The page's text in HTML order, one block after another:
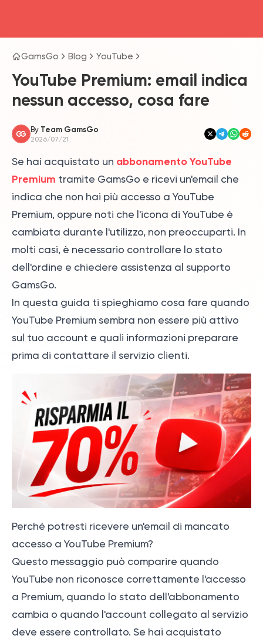
GamsGo Blog YouTube
YouTube Premium: email indica
nessun accesso, cosa fare
By Team GamsGo
2026/07/21
Se hai acquistato un abbonamento YouTube
Premium tramite GamsGo e ricevi un'email che
indica che non hai più accesso a YouTube
Premium, oppure noti che l'icona di YouTube è
cambiata durante l'utilizzo, non preoccuparti. In
molti casi, è necessario controllare lo stato
dell'ordine e chiedere assistenza al supporto
GamsGo.
In questa guida ti spieghiamo cosa fare quando
YouTube Premium sembra non essere più attivo
sul tuo account e quali informazioni preparare
prima di contattare il servizio clienti.
Perché potresti ricevere un'email di mancato
accesso a YouTube Premium?
Questo messaggio può comparire quando
YouTube non riconosce correttamente l'accesso
a Premium, quando lo stato dell'abbonamento
cambia o quando l'account collegato al servizio
deve essere controllato. Se hai acquistato